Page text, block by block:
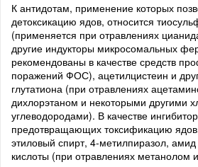
К антидотам, применение которых
детоксикацию ядов, относится
(применяется при отравлениях
другие индукторы микросомальных
рекомендованы в качестве средств
поражений ФОС), ацетилцистеин и
глутатиона (при отравлениях
дихлорэтаном и некоторыми другими
углеводородами). В качестве
предотвращающих токсификацию
этиловый спирт, 4-метилпиразол,
кислоты (при отравлениях метанолом